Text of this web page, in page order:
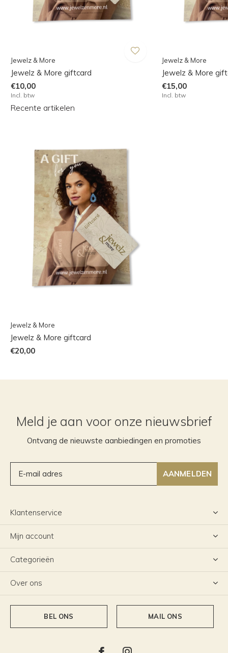
Jewelz & More
Jewelz & More giftcard
€10,00
Incl. btw
Jewelz & More
Jewelz & More
€15,00
Incl. btw
Recente artikelen
Jewelz & More
Jewelz & More giftcard
€20,00
Meld je aan voor onze nieuwsbrief
Ontvang de nieuwste aanbiedingen en promoties
AANMELDEN
Klantenservice
Mijn account
Categorieën
Over ons
BEL ONS MAIL ONS